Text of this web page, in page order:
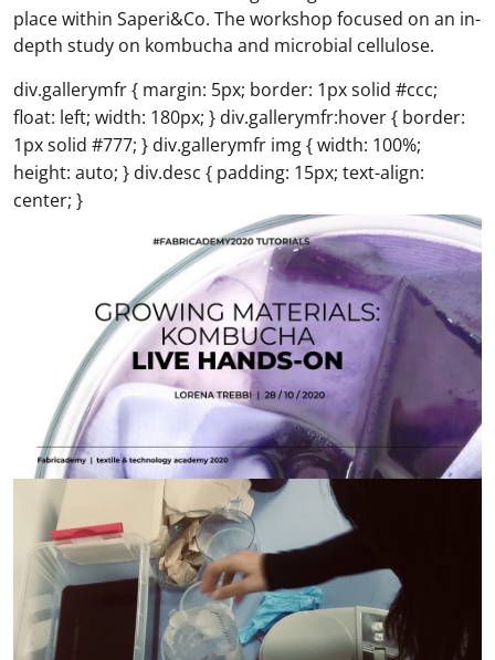
place within Saperi&Co. The workshop focused on an in-
depth study on kombucha and microbial cellulose.
div.gallerymfr { margin: 5px; border: 1px solid #ccc;
float: left; width: 180px; } div.gallerymfr:hover { border:
1px solid #777; } div.gallerymfr img { width: 100%;
height: auto; } div.desc { padding: 15px; text-align:
center; }